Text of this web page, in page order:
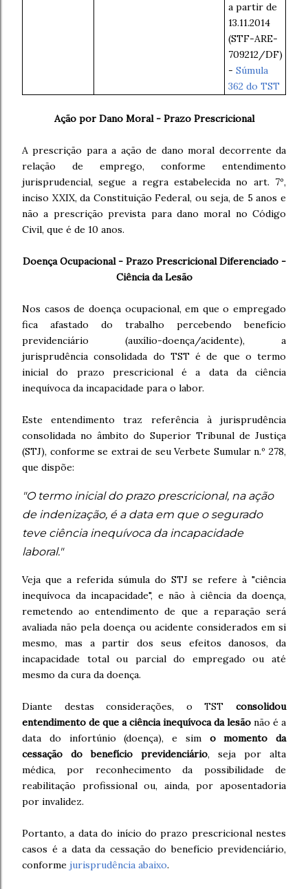
a partir de
13.11.2014
(STF-ARE-
709212/DF)
- Súmula
362 do TST
Ação por Dano Moral - Prazo Prescricional
A prescrição para a ação de dano moral decorrente da
relação de emprego, conforme entendimento
jurisprudencial, segue a regra estabelecida no art. 7º,
inciso XXIX, da Constituição Federal, ou seja, de 5 anos e
não a prescrição prevista para dano moral no Código
Civil, que é de 10 anos.
Doença Ocupacional - Prazo Prescricional Diferenciado -
Ciência da Lesão
Nos casos de doença ocupacional, em que o empregado
fica afastado do trabalho percebendo benefício
previdenciário (auxílio-doença/acidente), a
jurisprudência consolidada do TST é de que o termo
inicial do prazo prescricional é a data da ciência
inequívoca da incapacidade para o labor.
Este entendimento traz referência à jurisprudência
consolidada no âmbito do Superior Tribunal de Justiça
(STJ), conforme se extrai de seu Verbete Sumular n.º 278,
que dispõe:
"O termo inicial do prazo prescricional, na ação
de indenização, é a data em que o segurado
teve ciência inequívoca da incapacidade
laboral."
Veja que a referida súmula do STJ se refere à "ciência
inequívoca da incapacidade", e não à ciência da doença,
remetendo ao entendimento de que a reparação será
avaliada não pela doença ou acidente considerados em si
mesmo, mas a partir dos seus efeitos danosos, da
incapacidade total ou parcial do empregado ou até
mesmo da cura da doença.
Diante destas considerações, o TST consolidou
entendimento de que a ciência inequívoca da lesão não é a
data do infortúnio (doença), e sim o momento da
cessação do benefício previdenciário, seja por alta
médica, por reconhecimento da possibilidade de
reabilitação profissional ou, ainda, por aposentadoria
por invalidez.
Portanto, a data do início do prazo prescricional nestes
casos é a data da cessação do benefício previdenciário,
conforme jurisprudência abaixo.